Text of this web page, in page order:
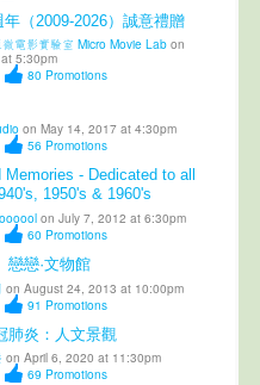
年（2009-2026）誠意禮贈
微電影實驗室 Micro Movie Labon
5:30pm
80 Promotions
on May 14, 2017 at 4:30pm
56 Promotions
- Dedicated to all
1950's & 1960's
on July 7, 2012 at 6:30pm
60 Promotions
戀戀·文物館
on August 24, 2013 at 10:00pm
91 Promotions
肺炎：人文景觀
on April 6, 2020 at 11:30pm
69 Promotions